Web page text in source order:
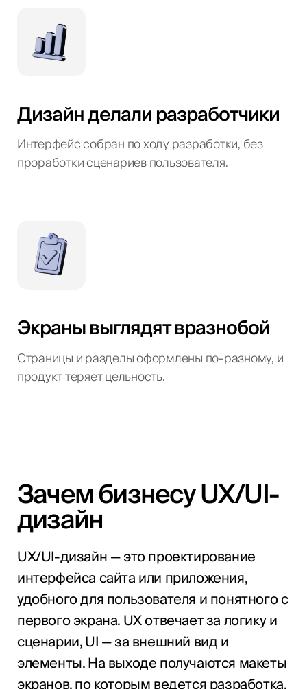
Дизайн делали разработчики
Интерфейс собран по ходу разработки, без
проработки сценариев пользователя.
Экраны выглядят вразнобой
Страницы и разделы оформлены по-разному, и
продукт теряет цельность.
Зачем бизнесу UX/UI-
дизайн
UX/UI-дизайн — это проектирование
интерфейса сайта или приложения,
удобного для пользователя и понятного с
первого экрана. UX отвечает за логику и
сценарии, UI — за внешний вид и
элементы. На выходе получаются макеты